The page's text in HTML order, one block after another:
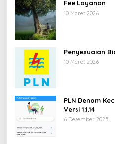
Fee Layanan
10 Maret 2026
Penyesuaian
10 Maret 2026
PLN Denom
Versi 1.1.14
6 Desember 2025